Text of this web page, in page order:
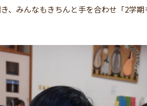
、みんなもきちんと手を合わせ「2学